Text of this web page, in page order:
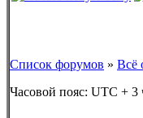
Список форумов » Всё
Часовой пояс: UTC + 3